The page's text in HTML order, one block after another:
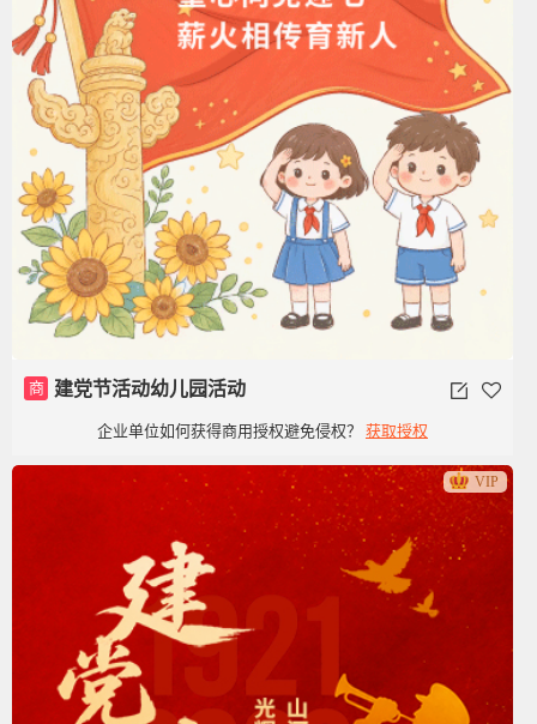
商 建党节活动幼儿园活动
企业单位如何获得商用授权避免侵权？ 获取授权
VIP